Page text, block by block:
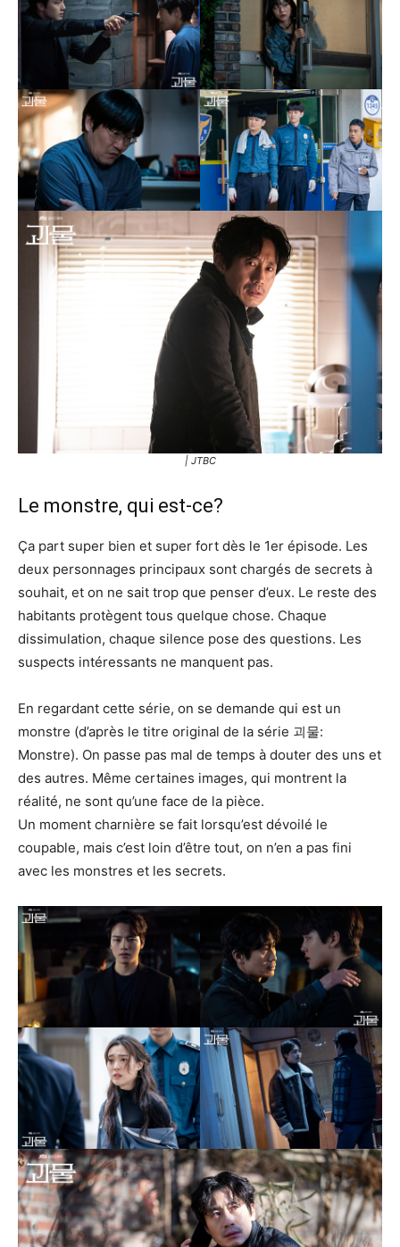
| JTBC
Le monstre, qui est-ce?
Ça part super bien et super fort dès le 1er épisode. Les
deux personnages principaux sont chargés de secrets à
souhait, et on ne sait trop que penser d’eux. Le reste des
habitants protègent tous quelque chose. Chaque
dissimulation, chaque silence pose des questions. Les
suspects intéressants ne manquent pas.
En regardant cette série, on se demande qui est un
monstre (d’après le titre original de la série 괴물:
Monstre). On passe pas mal de temps à douter des uns et
des autres. Même certaines images, qui montrent la
réalité, ne sont qu’une face de la pièce.
Un moment charnière se fait lorsqu’est dévoilé le
coupable, mais c’est loin d’être tout, on n’en a pas fini
avec les monstres et les secrets.